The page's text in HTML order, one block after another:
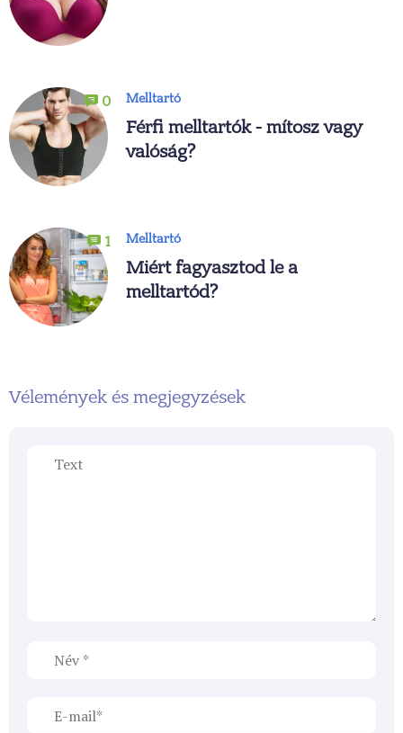
0 Melltartó
Férfi melltartók - mítosz vagy
valóság?
1 Melltartó
Miért fagyasztod le a
melltartód?
Vélemények és megjegyzések